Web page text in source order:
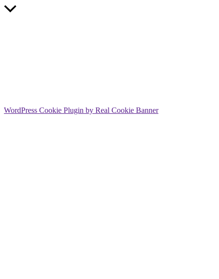
WordPress Cookie Plugin by Real Cookie Banner